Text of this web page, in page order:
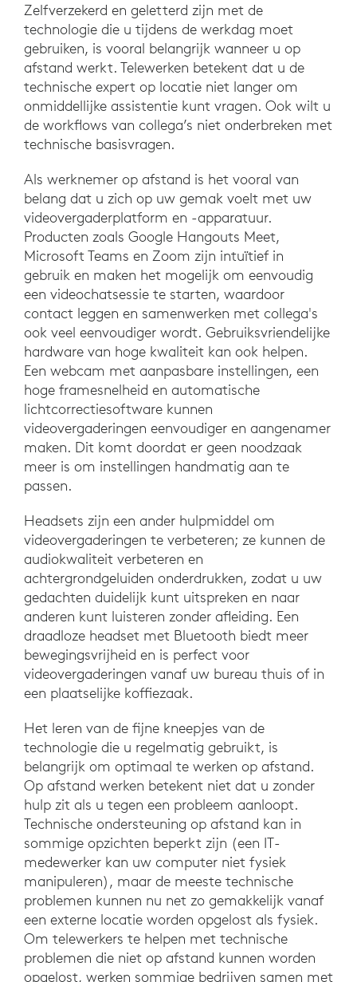
Zelfverzekerd en geletterd zijn met de
technologie die u tijdens de werkdag moet
gebruiken, is vooral belangrijk wanneer u op
afstand werkt. Telewerken betekent dat u de
technische expert op locatie niet langer om
onmiddellijke assistentie kunt vragen. Ook wilt u
de workflows van collega’s niet onderbreken met
technische basisvragen.
Als werknemer op afstand is het vooral van
belang dat u zich op uw gemak voelt met uw
videovergaderplatform en -apparatuur.
Producten zoals Google Hangouts Meet,
Microsoft Teams en Zoom zijn intuïtief in
gebruik en maken het mogelijk om eenvoudig
een videochatsessie te starten, waardoor
contact leggen en samenwerken met collega's
ook veel eenvoudiger wordt. Gebruiksvriendelijke
hardware van hoge kwaliteit kan ook helpen.
Een webcam met aanpasbare instellingen, een
hoge framesnelheid en automatische
lichtcorrectiesoftware kunnen
videovergaderingen eenvoudiger en aangenamer
maken. Dit komt doordat er geen noodzaak
meer is om instellingen handmatig aan te
passen.
Headsets zijn een ander hulpmiddel om
videovergaderingen te verbeteren; ze kunnen de
audiokwaliteit verbeteren en
achtergrondgeluiden onderdrukken, zodat u uw
gedachten duidelijk kunt uitspreken en naar
anderen kunt luisteren zonder afleiding. Een
draadloze headset met Bluetooth biedt meer
bewegingsvrijheid en is perfect voor
videovergaderingen vanaf uw bureau thuis of in
een plaatselijke koffiezaak.
Het leren van de fijne kneepjes van de
technologie die u regelmatig gebruikt, is
belangrijk om optimaal te werken op afstand.
Op afstand werken betekent niet dat u zonder
hulp zit als u tegen een probleem aanloopt.
Technische ondersteuning op afstand kan in
sommige opzichten beperkt zijn (een IT-
medewerker kan uw computer niet fysiek
manipuleren), maar de meeste technische
problemen kunnen nu net zo gemakkelijk vanaf
een externe locatie worden opgelost als fysiek.
Om telewerkers te helpen met technische
problemen die niet op afstand kunnen worden
opgelost, werken sommige bedrijven samen met